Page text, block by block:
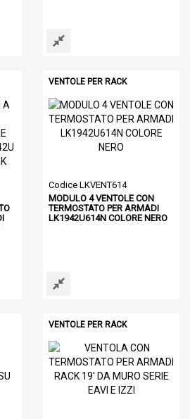
VENTOLE PER RACK
Codice LKVENT614
MODULO 4 VENTOLE CON
TERMOSTATO PER ARMADI
LK1942U614N COLORE NERO
VENTOLE PER RACK